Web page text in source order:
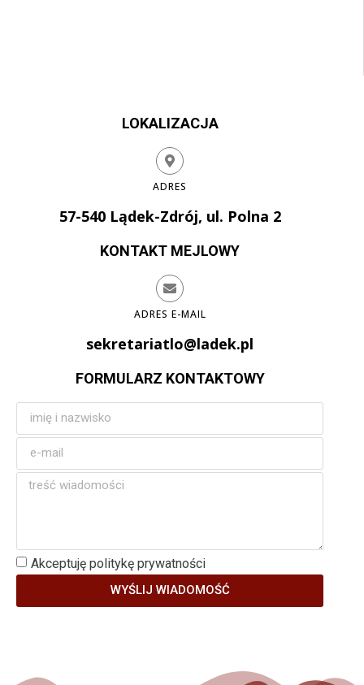
LOKALIZACJA
ADRES
57-540 Lądek-Zdrój, ul. Polna 2
KONTAKT MEJLOWY
ADRES E-MAIL
sekretariatlo@ladek.pl
FORMULARZ KONTAKTOWY
Akceptuję politykę prywatności
WYŚLIJ WIADOMOŚĆ